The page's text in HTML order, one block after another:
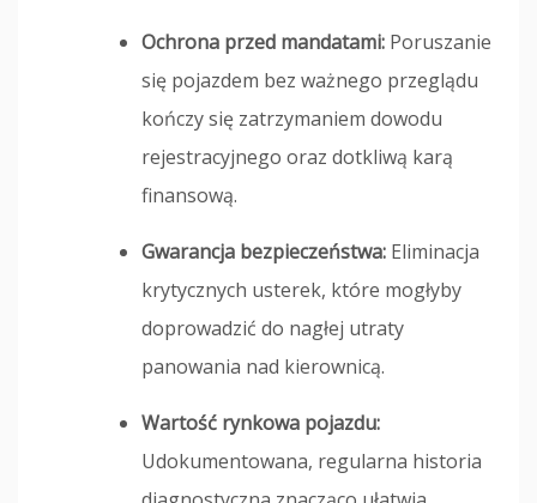
Ochrona przed mandatami: Poruszanie
się pojazdem bez ważnego przeglądu
kończy się zatrzymaniem dowodu
rejestracyjnego oraz dotkliwą karą
finansową.
Gwarancja bezpieczeństwa: Eliminacja
krytycznych usterek, które mogłyby
doprowadzić do nagłej utraty
panowania nad kierownicą.
Wartość rynkowa pojazdu:
Udokumentowana, regularna historia